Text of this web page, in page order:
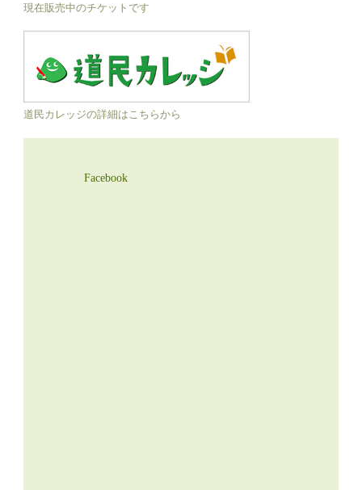
現在販売中のチケットです
道民カレッジの詳細はこちらから
Facebook